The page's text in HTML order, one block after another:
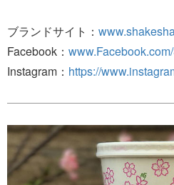
ブランドサイト：
Facebook：
Instagram： https://